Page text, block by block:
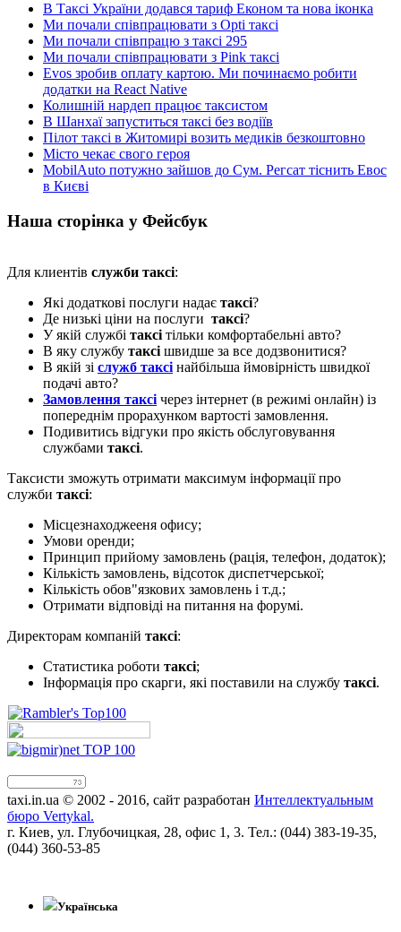
В Таксі України додався тариф Економ та нова іконка
Ми почали співпрацювати з Opti таксі
Ми почали співпрацю з таксі 295
Ми почали співпрацювати з Pink таксі
Evos зробив оплату картою. Ми починаємо робити
додатки на React Native
Колишній нардеп працює таксистом
В Шанхаї запуститься таксі без водіїв
Пілот таксі в Житомирі возить медиків безкоштовно
Місто чекає свого героя
MobilAuto потужно зайшов до Сум. Регсат тіснить Евос
в Києві
Наша сторінка у Фейсбук
Для клиентів служби таксі:
Які додаткові послуги надає таксі?
Де низькі ціни на послуги таксі?
У якій службі таксі тільки комфортабельні авто?
В яку службу таксі швидше за все додзвонитися?
В якій зі служб таксі найбільша ймовірність швидкої
подачі авто?
Замовлення таксі через інтернет (в режимі онлайн) із
попереднім прорахунком вартості замовлення.
Подивитись відгуки про якість обслуговування
службами таксі.
Таксисти зможуть отримати максимум інформації про
служби таксі:
Місцезнаходжееня офису;
Умови оренди;
Принцип прийому замовлень (рація, телефон, додаток);
Кількість замовлень, відсоток диспетчерської;
Кількість обов"язкових замовлень і т.д.;
Отримати відповіді на питання на форумі.
Директорам компаній таксі:
Статистика роботи таксі;
Інформація про скарги, які поставили на службу таксі.
taxi.in.ua © 2002 - 2016, сайт разработан Интеллектуальным
бюро Vertykal.
г. Киев, ул. Глубочицкая, 28, офис 1, 3. Тел.: (044) 383-19-35,
(044) 360-53-85
Українська